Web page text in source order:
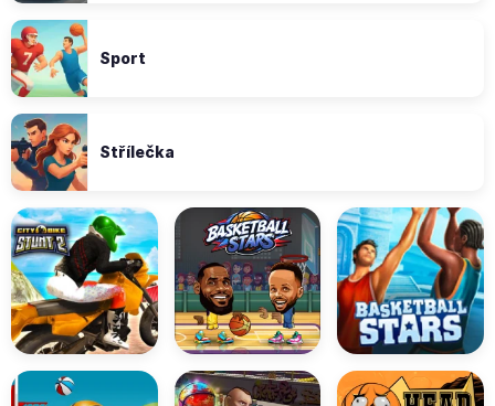
Sport
Střílečka